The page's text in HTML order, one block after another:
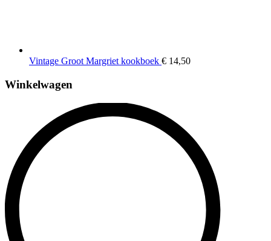
Vintage Groot Margriet kookboek € 14,50
Winkelwagen